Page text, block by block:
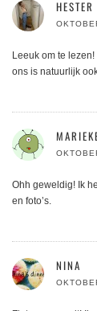
HESTER
Leeuk om te
ons is natuurlijk
Ohh geweldig! Ik
en foto’s.
NINA